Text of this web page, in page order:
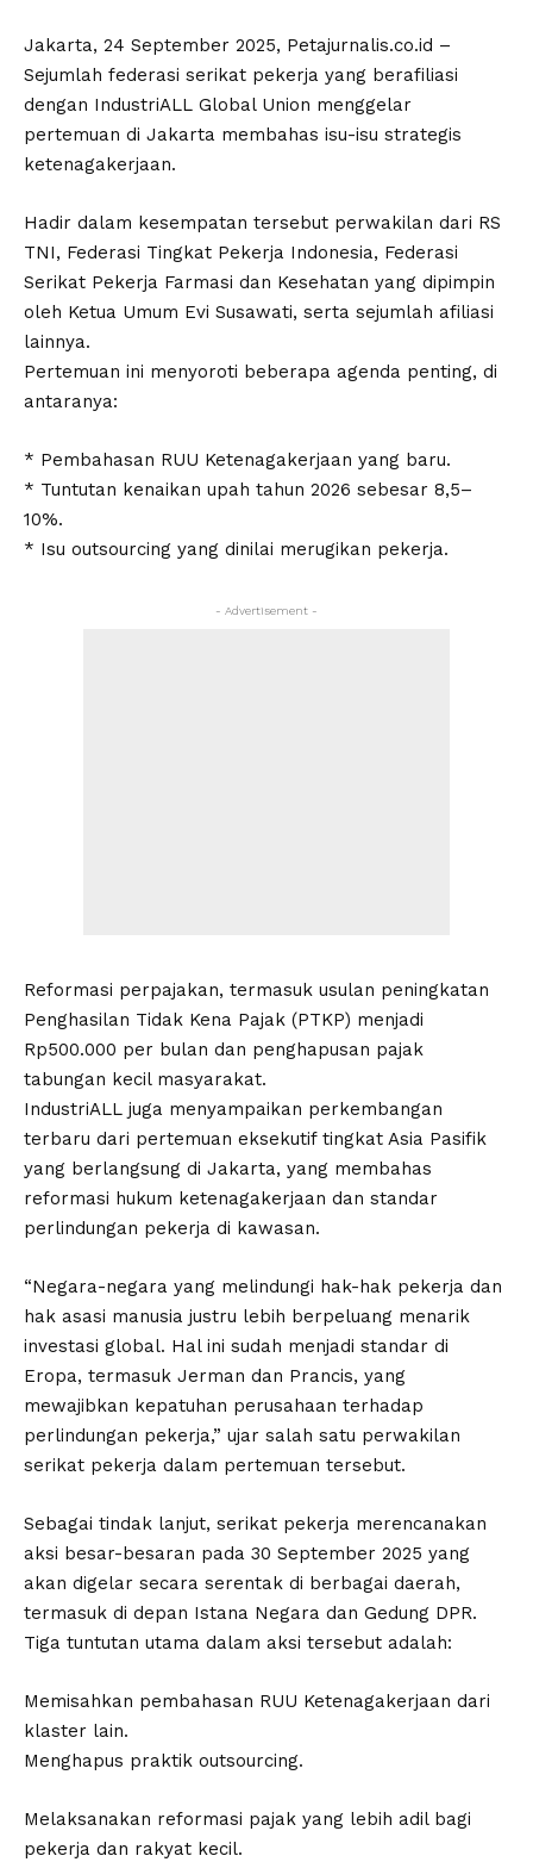
Jakarta, 24 September 2025, Petajurnalis.co.id –
Sejumlah federasi serikat pekerja yang berafiliasi
dengan IndustriALL Global Union menggelar
pertemuan di Jakarta membahas isu-isu strategis
ketenagakerjaan.
Hadir dalam kesempatan tersebut perwakilan dari RS
TNI, Federasi Tingkat Pekerja Indonesia, Federasi
Serikat Pekerja Farmasi dan Kesehatan yang dipimpin
oleh Ketua Umum Evi Susawati, serta sejumlah afiliasi
lainnya.
Pertemuan ini menyoroti beberapa agenda penting, di
antaranya:
* Pembahasan RUU Ketenagakerjaan yang baru.
* Tuntutan kenaikan upah tahun 2026 sebesar 8,5–
10%.
* Isu outsourcing yang dinilai merugikan pekerja.
- Advertisement -
Reformasi perpajakan, termasuk usulan peningkatan
Penghasilan Tidak Kena Pajak (PTKP) menjadi
Rp500.000 per bulan dan penghapusan pajak
tabungan kecil masyarakat.
IndustriALL juga menyampaikan perkembangan
terbaru dari pertemuan eksekutif tingkat Asia Pasifik
yang berlangsung di Jakarta, yang membahas
reformasi hukum ketenagakerjaan dan standar
perlindungan pekerja di kawasan.
“Negara-negara yang melindungi hak-hak pekerja dan
hak asasi manusia justru lebih berpeluang menarik
investasi global. Hal ini sudah menjadi standar di
Eropa, termasuk Jerman dan Prancis, yang
mewajibkan kepatuhan perusahaan terhadap
perlindungan pekerja,” ujar salah satu perwakilan
serikat pekerja dalam pertemuan tersebut.
Sebagai tindak lanjut, serikat pekerja merencanakan
aksi besar-besaran pada 30 September 2025 yang
akan digelar secara serentak di berbagai daerah,
termasuk di depan Istana Negara dan Gedung DPR.
Tiga tuntutan utama dalam aksi tersebut adalah:
Memisahkan pembahasan RUU Ketenagakerjaan dari
klaster lain.
Menghapus praktik outsourcing.
Melaksanakan reformasi pajak yang lebih adil bagi
pekerja dan rakyat kecil.